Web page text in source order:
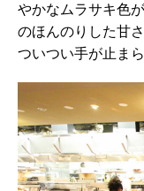
やかなムラサキ色
のほんのりした甘
ついつい手が止ま